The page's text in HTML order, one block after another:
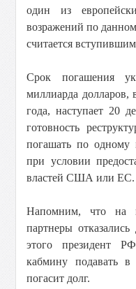
один из
возражений по
считается
Срок погашения
миллиарда
года, наступает 20
готовность
погашать по одному
при условии
властей США или ЕС.
Напомним, что на
партнеры
этого президент
кабмину подавать
погасит долг.